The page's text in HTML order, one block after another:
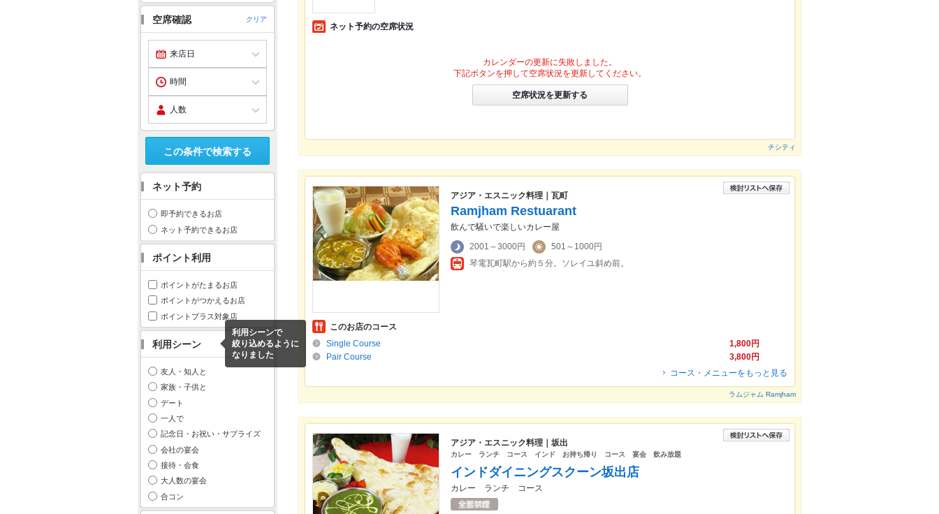
空席確認 クリア
この条件で検索する
ネット予約
即予約できるお店
ネット予約できるお店
ポイント利用
ポイントがたまるお店
ポイントがつかえるお店
ポイントプラス対象店
利用シーン
利用シーンで
絞り込めるように
なりました
友人・知人と
家族・子供と
デート
一人で
記念日・お祝い・サプライズ
会社の宴会
接待・会食
大人数の宴会
合コン
ネット予約の空席状況
カレンダーの更新に失敗しました。
下記ボタンを押して空席状況を更新してください。
空席状況を更新する
チシティ
アジア・エスニック料理｜瓦町
Ramjham Restuarant
飲んで騒いで楽しいカレー屋
2001～3000円
501～1000円
琴電瓦町駅から約５分。ソレイユ斜め前。
このお店のコース
1,800円
Single Course
3,800円
Pair Course
コース・メニューをもっと見る
ラムジャム Ramjham
アジア・エスニック料理｜坂出
カレー ランチ コース インド お持ち帰り コース 宴会 飲み放題
インドダイニングスクーン坂出店
カレー ランチ コース